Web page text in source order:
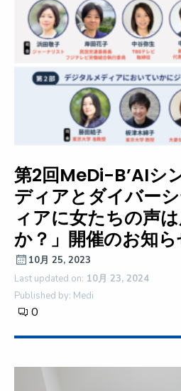
第2回MeDi-B’AIシ
ディアとダイバー
ィアに女たちの声
か？」開催のお知
10月 25, 2023
Last updated on: 10月 23, 2024
Published by: Medi
0